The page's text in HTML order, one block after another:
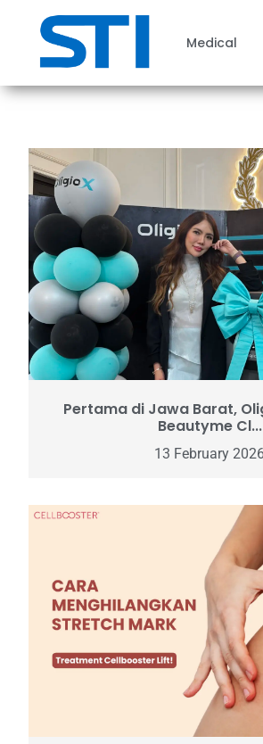
Medical
Pertama di Jawa Barat,
Beautyme Cl...
13 February